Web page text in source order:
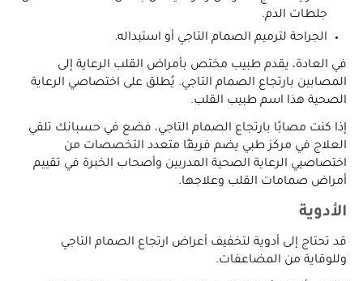
جلطات الدم.
الجراحة لترميم الصمام التاجي أو استبداله.
في العادة، يقدم طبيب مختص بأمراض القلب الرعاية إلى
المصابين بارتجاع الصمام التاجي. يُطلق على اختصاصي الرعاية
الصحية هذا اسم طبيب القلب.
إذا كنت مصابًا بارتجاع الصمام التاجي، فضع في حسبانك تلقي
العلاج في مركز طبي يضم فريقًا متعدد التخصصات من
اختصاصيي الرعاية الصحية المدربين وأصحاب الخبرة في تقييم
أمراض صمامات القلب وعلاجها.
الأدوية
قد تحتاج إلى أدوية لتخفيف أعراض ارتجاع الصمام التاجي
وللوقاية من المضاعفات.